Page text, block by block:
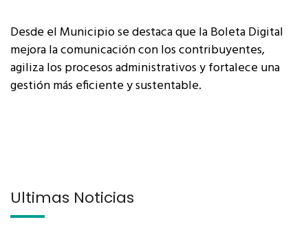
Desde el Municipio se destaca que la Boleta Digital
mejora la comunicación con los contribuyentes,
agiliza los procesos administrativos y fortalece una
gestión más eficiente y sustentable.
Últimas Noticias